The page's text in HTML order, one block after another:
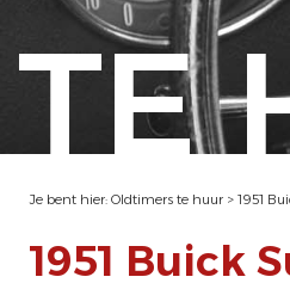
TE
Je bent hier: Oldtimers te huur > 1951
1951 Buick